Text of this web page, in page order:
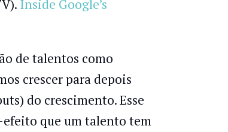
Inside Google’s
de talentos como
crescer para depois
do crescimento. Esse
efeito que um talento tem